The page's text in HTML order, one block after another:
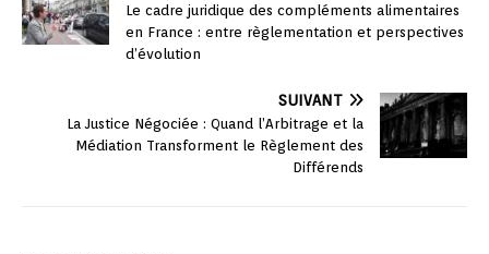
Le cadre juridique des compléments alimentaires
en France : entre règlementation et perspectives
d’évolution
SUIVANT
La Justice Négociée : Quand l’Arbitrage et la
Médiation Transforment le Règlement des
Différends